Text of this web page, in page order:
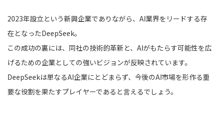
2023年設立という新興企業でありながら、AI業界をリードする存
在となったDeepSeek。
この成功の裏には、同社の技術的革新と、AIがもたらす可能性を広
げるための企業としての強いビジョンが反映されています。
DeepSeekは単なるAI企業にとどまらず、今後のAI市場を形作る重
要な役割を果たすプレイヤーであると言えるでしょう。